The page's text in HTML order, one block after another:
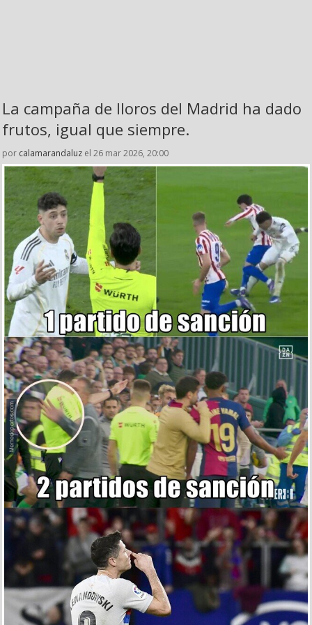
La campaña de lloros del Madrid ha dado
frutos, igual que siempre.
por calamarandaluz el 26 mar 2026, 20:00